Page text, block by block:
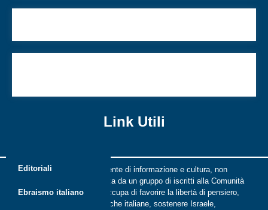
Link Utili
Editoriali
Ebraismo italiano
Riflessi è una rivista indipendente di informazione e cultura, non
periodica, digitale e on line nata da un gruppo di iscritti alla Comunità
ebraica di Roma. Riflessi si occupa di favorire la libertà di pensiero,
il dialogo tra le comunità ebraiche italiane, sostenere Israele,